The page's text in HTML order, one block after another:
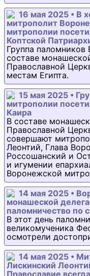
16 мая 2025 • В
митрополит
митрополии
Коптской
Группа
составе
Православной
местам Египта.
15 мая 2025 •
митрополии
Каира
В составе
Православной
совершают
Леонтий, Глава
Россошанский и
и игумении
Воронежской
14 мая 2025 •
монашеской
паломничество по
В этот день
великомученика
осмотрели
14 мая 2025 •
Лискинский
Православие